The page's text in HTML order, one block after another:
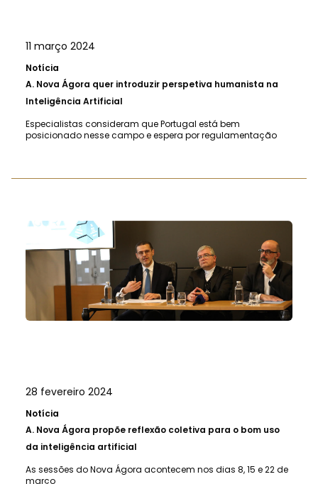
11 março 2024
Notícia
A. Nova Ágora quer introduzir perspetiva humanista na
Inteligência Artificial
Especialistas consideram que Portugal está bem
posicionado nesse campo e espera por regulamentação
28 fevereiro 2024
Notícia
A. Nova Ágora propõe reflexão coletiva para o bom uso
da inteligência artificial
As sessões do Nova Ágora acontecem nos dias 8, 15 e 22 de
março